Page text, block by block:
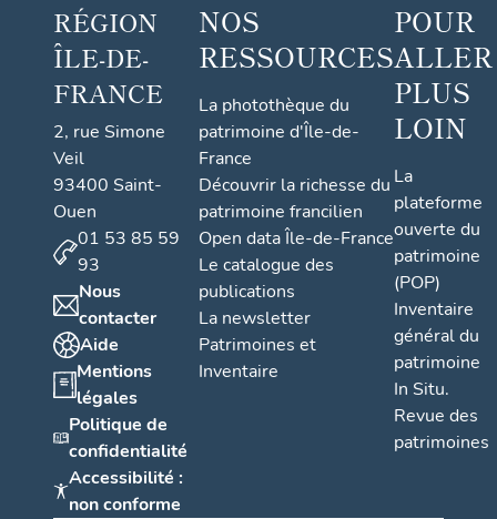
RÉGION
ÎLE-DE-
FRANCE
2, rue Simone
Veil
93400 Saint-
Ouen
01 53 85 59
93
Nous
contacter
Aide
Mentions
légales
Politique de
confidentialité
Accessibilité :
non conforme
NOS
RESSOURCES
La photothèque du
patrimoine d'Île-de-
France
Découvrir la richesse du
patrimoine francilien
Open data Île-de-France
Le catalogue des
publications
La newsletter
Patrimoines et
Inventaire
POUR
ALLER
PLUS
LOIN
La
plateforme
ouverte du
patrimoine
(POP)
Inventaire
général du
patrimoine
In Situ.
Revue des
patrimoines